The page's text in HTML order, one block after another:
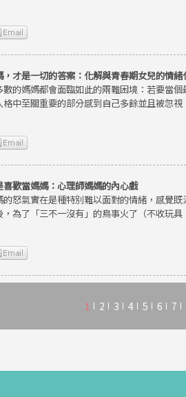
，才是一切的答案：化解與青春期女兒的情緒
數的媽媽都會面臨如此的兩難困境：若要當
格中至關重要的部分感到自己多餘並且被忽視
喜歡當媽媽：心理師媽媽的內心戲
的怒氣實在是種特別難以面對的情緒，感覺
，為了「三不一沒有」的鳥事火了（不收玩具
1 2 3 4 5 6 7